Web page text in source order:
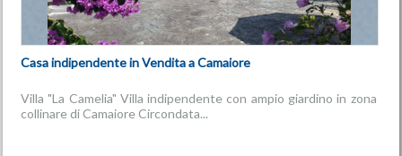
Casa indipendente in Vendita a Camaiore
Villa "La Camelia" Villa indipendente con ampio giardino in zona
collinare di Camaiore Circondata...